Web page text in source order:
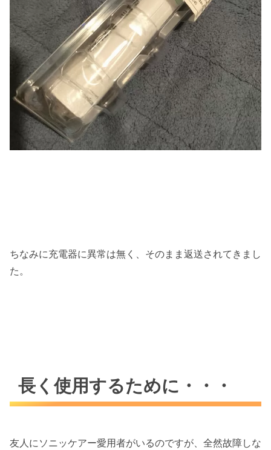
ちなみに充電器に異常は無く、そのまま返送されてきまし
た。
長く使用するために・・・
友人にソニッケアー愛用者がいるのですが、全然故障しな